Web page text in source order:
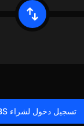
تسجيل دخول لشراء HIBS